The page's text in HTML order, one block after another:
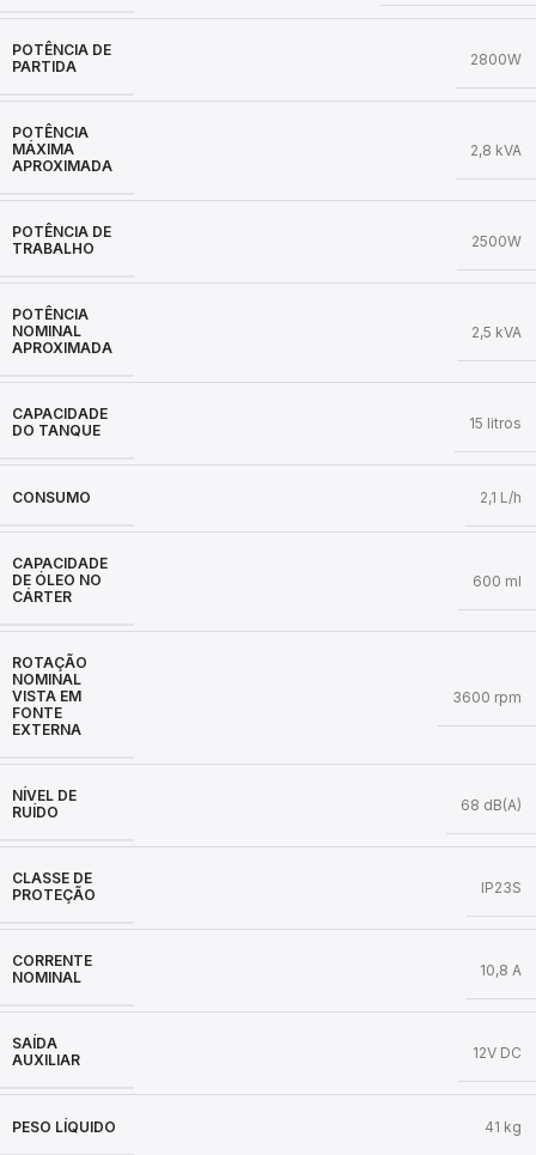
POTÊNCIA DE
PARTIDA
2800W
POTÊNCIA
MÁXIMA
APROXIMADA
2,8 kVA
POTÊNCIA DE
TRABALHO
2500W
POTÊNCIA
NOMINAL
APROXIMADA
2,5 kVA
CAPACIDADE
DO TANQUE
15 litros
CONSUMO 2,1 L/h
CAPACIDADE
DE ÓLEO NO
CÁRTER
600 ml
ROTAÇÃO
NOMINAL
VISTA EM
FONTE
EXTERNA
3600 rpm
NÍVEL DE
RUÍDO
68 dB(A)
CLASSE DE
PROTEÇÃO
IP23S
CORRENTE
NOMINAL
10,8 A
SAÍDA
AUXILIAR
12V DC
PESO LÍQUIDO 41 kg